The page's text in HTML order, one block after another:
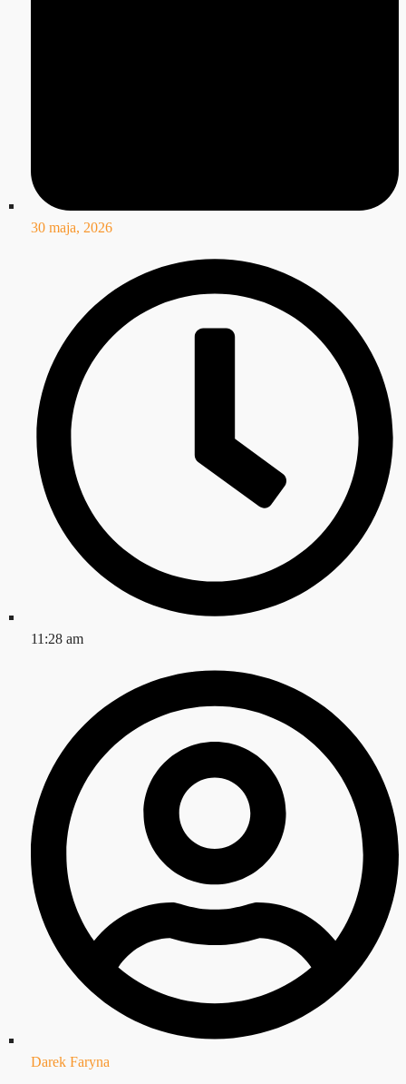
30 maja, 2026
11:28 am
Darek Faryna